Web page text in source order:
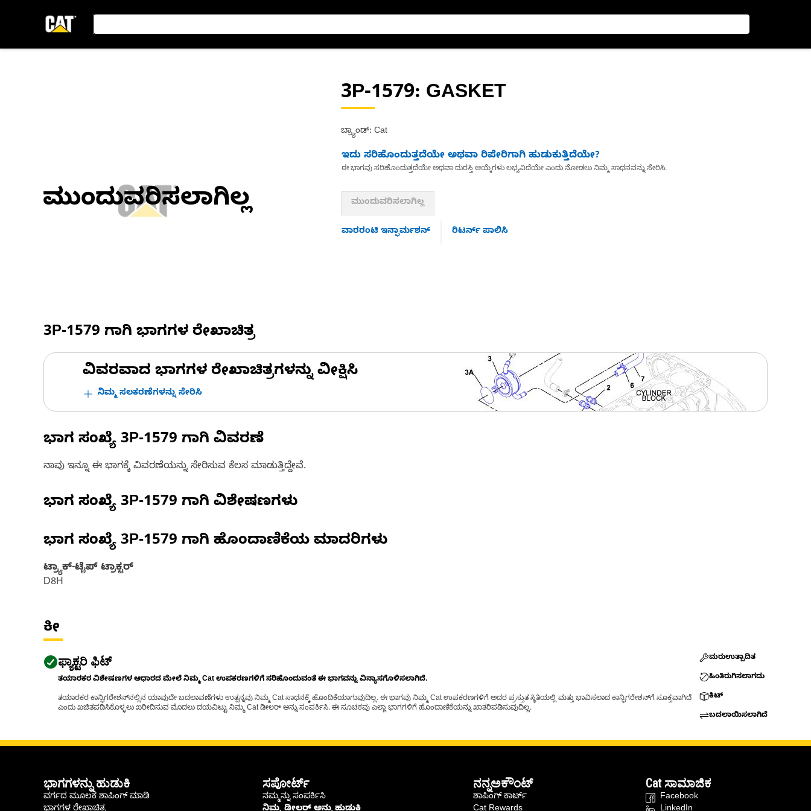
ಮುಂದುವರಿಸಲಾಗಿಲ್ಲ
3P-1579: GASKET
ಬ್ರ್ಯಾಂಡ್: Cat
ಇದು ಸರಿಹೊಂದುತ್ತದೆಯೇ ಅಥವಾ ರಿಪೇರಿಗಾಗಿ ಹುಡುಕುತ್ತಿದೆಯೇ?
ಈ ಭಾಗವು ಸರಿಹೊಂದುತ್ತದೆಯೇ ಅಥವಾ ದುರಸ್ತಿ ಆಯ್ಕೆಗಳು ಲಭ್ಯವಿದೆಯೇ ಎಂದು ನೋಡಲು ನಿಮ್ಮ ಸಾಧನವನ್ನು ಸೇರಿಸಿ.
ಮುಂದುವರಿಸಲಾಗಿಲ್ಲ
ವಾರರಂಟಿ ಇನ್ಫಾರ್ಮಶನ್ ರಿಟರ್ನ್ ಪಾಲಿಸಿ
3P-1579 ಗಾಗಿ ಭಾಗಗಳ ರೇಖಾಚಿತ್ರ
ವಿವರವಾದ ಭಾಗಗಳ ರೇಖಾಚಿತ್ರಗಳನ್ನು ವೀಕ್ಷಿಸಿ
ನಿಮ್ಮ ಸಲಕರಣೆಗಳನ್ನು ಸೇರಿಸಿ
ಭಾಗ ಸಂಖ್ಯೆ 3P-1579 ಗಾಗಿ ವಿವರಣೆ
ನಾವು ಇನ್ನೂ ಈ ಭಾಗಕ್ಕೆ ವಿವರಣೆಯನ್ನು ಸೇರಿಸುವ ಕೆಲಸ ಮಾಡುತ್ತಿದ್ದೇವೆ.
ಭಾಗ ಸಂಖ್ಯೆ 3P-1579 ಗಾಗಿ ವಿಶೇಷಣಗಳು
ಭಾಗ ಸಂಖ್ಯೆ 3P-1579 ಗಾಗಿ ಹೊಂದಾಣಿಕೆಯ ಮಾದರಿಗಳು
ಟ್ರ್ಯಾಕ್-ಟೈಪ್ ಟ್ರಾಕ್ಟರ್
D8H
ಕೀ
ಫ್ಯಾಕ್ಟರಿ ಫಿಟ್
ತಯಾರಕರ ವಿಶೇಷಣಗಳ ಆಧಾರದ ಮೇಲೆ ನಿಮ್ಮ Cat ಉಪಕರಣಗಳಿಗೆ ಸರಿಹೊಂದುವಂತೆ ಈ ಭಾಗವನ್ನು ವಿನ್ಯಾಸಗೊಳಿಸಲಾಗಿದೆ.
ತಯಾರಕರ ಕಾನ್ಫಿಗರೇಶನ್‌ನಲ್ಲಿನ ಯಾವುದೇ ಬದಲಾವಣೆಗಳು ಉತ್ಪನ್ನವು ನಿಮ್ಮ Cat ಸಾಧನಕ್ಕೆ ಹೊಂದಿಕೆಯಾಗುವುದಿಲ್ಲ. ಈ ಭಾಗವು ನಿಮ್ಮ Cat ಉಪಕರಣಗಳಿಗೆ ಅದರ ಪ್ರಸ್ತುತ ಸ್ಥಿತಿಯಲ್ಲಿ ಮತ್ತು ಭಾವಿಸಲಾದ ಕಾನ್ಫಿಗರೇಶನ್‌ಗೆ ಸೂಕ್ತವಾಗಿದೆ
ಎಂದು ಖಚಿತಪಡಿಸಿಕೊಳ್ಳಲು ಖರೀದಿಸುವ ಮೊದಲು ದಯವಿಟ್ಟು ನಿಮ್ಮ Cat ಡೀಲರ್ ಅನ್ನು ಸಂಪರ್ಕಿಸಿ. ಈ ಸೂಚಕವು ಎಲ್ಲಾ ಭಾಗಗಳಿಗೆ ಹೊಂದಾಣಿಕೆಯನ್ನು ಖಾತರಿಪಡಿಸುವುದಿಲ್ಲ.
ಮರುಉತ್ಪಾದಿತ
ಹಿಂತಿರುಗಿಸಲಾಗದು
ಕಿಟ್
ಬದಲಾಯಿಸಲಾಗಿದೆ
ಭಾಗಗಳನ್ನು ಹುಡುಕಿ
ವರ್ಗದ ಮೂಲಕ ಶಾಪಿಂಗ್ ಮಾಡಿ
ಸಪೋರ್ಟ್
ನಮ್ಮನ್ನು ಸಂಪರ್ಕಿಸಿ
ನನ್ನಅಕೌಂಟ್
ಶಾಪಿಂಗ್ ಕಾರ್ಟ್
Cat ಸಾಮಾಜಿಕ
Facebook